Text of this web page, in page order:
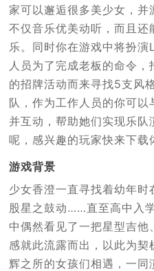
家可以邂逅很多美少女，并
不仅音乐优美动听，而且
乐。同时你在游戏中将扮
人员为了完成老板的命令
的招牌活动而来寻找5支风
队，作为工作人员的你可
并互动，帮助她们实现乐队
呢，感兴趣的玩家快来下载
游戏背景
少女香澄一直寻找着幼年
股星之鼓动……直至高中入
中偶然看见了一把星型吉
感就此流露而出，以此为
辉之所的女孩们相遇，一